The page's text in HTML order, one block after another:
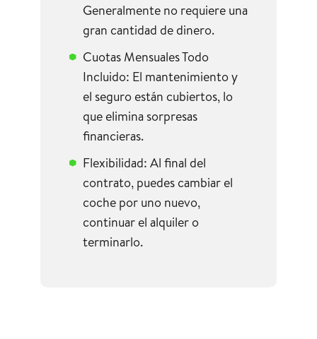
Generalmente no requiere una
gran cantidad de dinero.
Cuotas Mensuales Todo
Incluido: El mantenimiento y
el seguro están cubiertos, lo
que elimina sorpresas
financieras.
Flexibilidad: Al final del
contrato, puedes cambiar el
coche por uno nuevo,
continuar el alquiler o
terminarlo.